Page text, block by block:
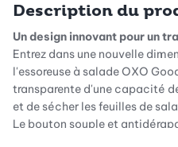
Description du
Un design innovant pour un
Entrez dans une nouvelle
l'essoreuse à salade OXO
transparente d'une capacité
et de sécher les feuilles de
Le bouton souple et